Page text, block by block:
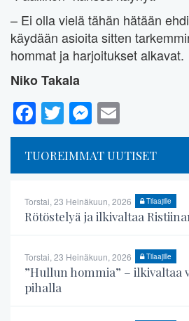
– Ei olla vielä tähän hätään
käydään asioita sitten
hommat ja harjoitukset alkavat.
Niko Takala
Facebook
TwitterMessenger
TUOREIMMAT UUTISET
Torstai, 23 Heinäkuun, 2026 Tilaajille
Rötöstelyä ja ilkivaltaa
Torstai, 23 Heinäkuun, 2026 Tilaajille
”Hullun hommia” – ilkivaltaa
pihalla